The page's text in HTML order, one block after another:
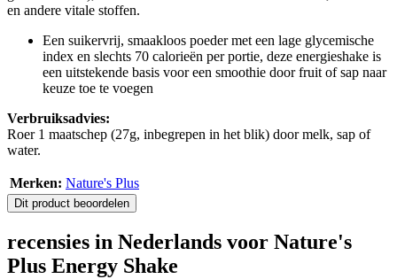
en andere vitale stoffen.
Een suikervrij, smaakloos poeder met een lage glycemische
index en slechts 70 calorieën per portie, deze energieshake is
een uitstekende basis voor een smoothie door fruit of sap naar
keuze toe te voegen
Verbruiksadvies:
Roer 1 maatschep (27g, inbegrepen in het blik) door melk, sap of
water.
Merken: Nature's Plus
Dit product beoordelen
recensies in Nederlands voor Nature's
Plus Energy Shake